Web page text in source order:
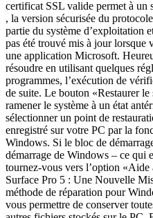
certificat SSL valide permet à
, la version sécurisée du
partie du système d’exploitation
pas été trouvé mis à jour lorsque
une application Microsoft.
résoudre en utilisant quelques
programmes, l’exécution de
de suite. Le bouton «Restaurer
ramener le système à un état
sélectionner un point de
enregistré sur votre PC par la
Windows. Si le bloc de
démarrage de Windows – ce qui
tournez-vous vers l’option
Surface Pro 5 : Une Nouvelle
méthode de réparation pour
vous permettre de conserver